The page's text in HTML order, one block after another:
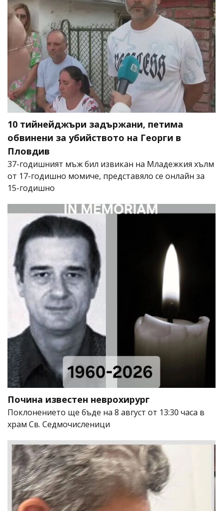
10 тийнейджъри задържани, петима
обвинени за убийството на Георги в
Пловдив
37-годишният мъж бил извикан на Младежкия хълм
от 17-годишно момиче, представяло се онлайн за
15-годишно
Почина известен неврохирург
Поклонението ще бъде на 8 август от 13:30 часа в
храм Св. Седмочисленици